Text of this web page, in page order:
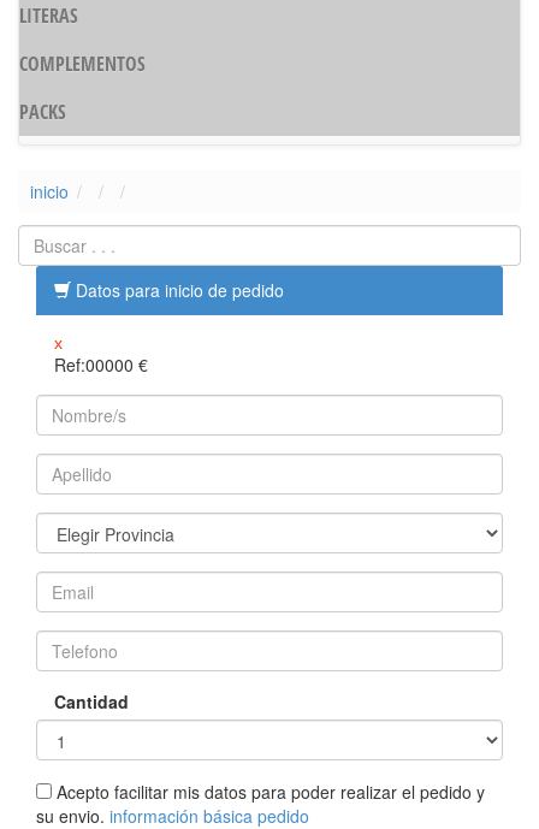
LITERAS
COMPLEMENTOS
PACKS
inicio
Datos para inicio de pedido
x
Ref:00000 €
Cantidad
Acepto facilitar mis datos para poder realizar el pedido y
su envio. información básica pedido